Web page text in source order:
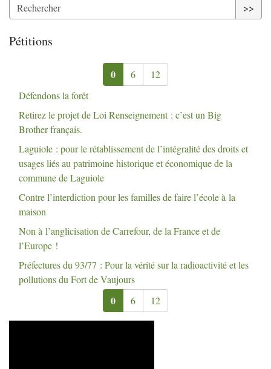
>>
Pétitions
0 6
12
Défendons la forêt
Retirez le projet de Loi Renseignement : c’est un Big
Brother français.
Laguiole : pour le rétablissement de l’intégralité des droits et
usages liés au patrimoine historique et économique de la
commune de Laguiole
Contre l’interdiction pour les familles de faire l’école à la
maison
Non à l’anglicisation de Carrefour, de la France et de
l’Europe !
Préfectures du 93/77 : Pour la vérité sur la radioactivité et les
pollutions du Fort de Vaujours
0 6 12